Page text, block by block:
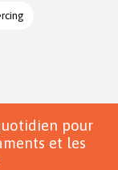
pour
et les